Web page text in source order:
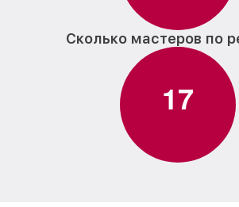
Сколько мастеров по
17